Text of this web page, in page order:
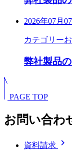
2026年07月
カテゴリー
弊社製品
PAGE TOP
お問い合わ
資料請求 chevron_right